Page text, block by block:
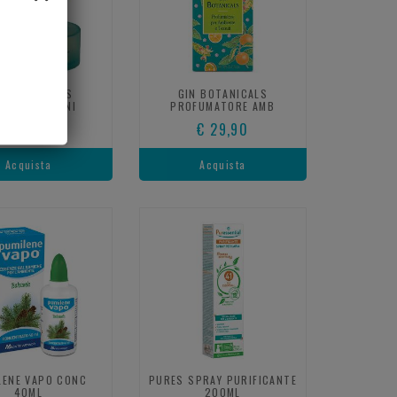
BOTANICALS
LEGNI
Acquista
GIN BOTANICALS
PROFUMATORE AMB
€ 29,90
Acquista
VAPO CONC
40ML
PURES SPRAY PURIFICANTE
200ML